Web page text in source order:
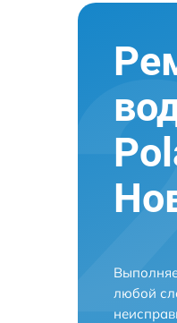
любой